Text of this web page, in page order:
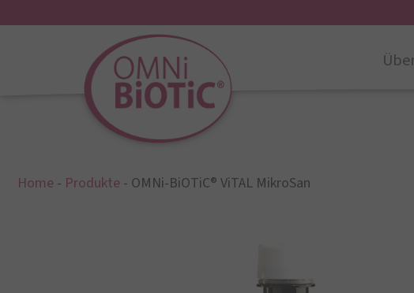
Home - Produkte - OMNi-BiOTiC® ViTAL MikroSan